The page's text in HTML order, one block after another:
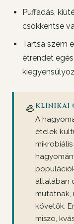
Puffadás,
csökkentse
Tartsa szem
étrendet
🦪KLINIKAI
A
ételek
általában
követők.
miszo,